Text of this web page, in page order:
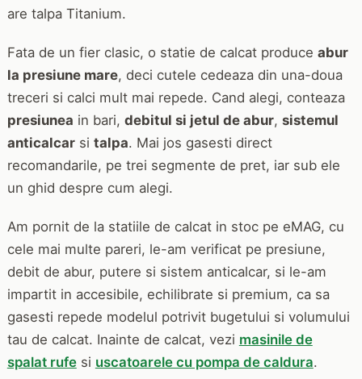
are talpa Titanium.
Fata de un fier clasic, o statie de calcat produce abur
la presiune mare, deci cutele cedeaza din una-doua
treceri si calci mult mai repede. Cand alegi, conteaza
presiunea in bari, debitul si jetul de abur, sistemul
anticalcarsi talpa. Mai jos gasesti direct
recomandarile, pe trei segmente de pret, iar sub ele
un ghid despre cum alegi.
Am pornit de la statiile de calcat in stoc pe eMAG, cu
cele mai multe pareri, le-am verificat pe presiune,
debit de abur, putere si sistem anticalcar, si le-am
impartit in accesibile, echilibrate si premium, ca sa
gasesti repede modelul potrivit bugetului si volumului
tau de calcat. Inainte de calcat, vezi masinile de
spalat rufesi uscatoarele cu pompa de caldura.